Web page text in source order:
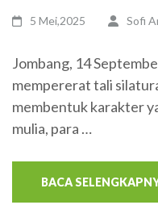
5 Mei,2025 Sofi
Jombang, 14
mempererat tali
membentuk karakter
mulia, para …
BACA